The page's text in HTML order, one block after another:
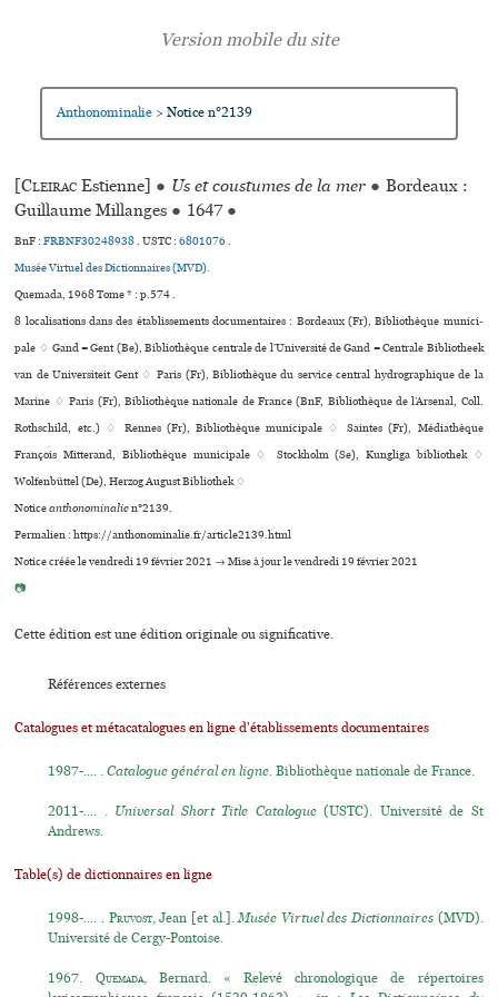
Anthonominalie > Notice n°2139
[Cleirac Estienne] ● Us et coustumes de la mer ● Bordeaux :
Guillaume Millanges ● 1647 ●
BnF :FRBNF30248938.USTC :6801076.
Musée Virtuel des Dictionnaires (MVD).
Quemada, 1968 Tome * : p.574 .
8 localisations dans des établissements documentaires : Bordeaux (Fr), Bibliothèque muni­ci­
pale ♢ Gand = Gent (Be), Bibliothèque centrale de l’Université de Gand = Centrale Bibliotheek
van de Universiteit Gent ♢ Paris (Fr), Bibliothèque du service central hydrographique de la
Marine ♢ Paris (Fr), Bibliothèque nationale de France (BnF, Bibliothèque de l’Arsenal, Coll.
Rothschild, etc.) ♢ Rennes (Fr), Bibliothèque muni­ci­pale ♢ Saintes (Fr), Médiathèque
François Mitterand, Bibliothèque municipale ♢ Stockholm (Se), Kungliga bibliothek ♢
Wolfenbüttel (De), Herzog August Bibliothek ♢
Noticeanthonominalien°2139.
Permalien : https://anthonominalie.fr/article2139.html
Notice créée le vendredi 19 février 2021 → Mise à jour le vendredi 19 février 2021
📷
Cette édition est une édition originale ou significative.
Références externes
Catalogues et métacatalogues en ligne d'établissements documentaires
1987-.... .Catalogue général en ligne. Bibliothèque nationale de France.
2011-.... . Universal Short Title Catalogue(USTC). Université de St
Andrews.
Table(s) de dictionnaires en ligne
1998-.... . Pruvost, Jean [et al.].Musée Virtuel des Dictionnaires(MVD).
Université de Cergy-Pontoise.
1967. Quemada, Bernard. « Relevé chronologique de répertoires